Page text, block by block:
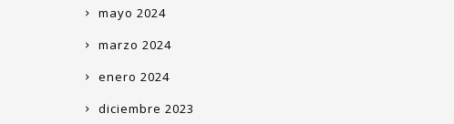
mayo 2024
marzo 2024
enero 2024
diciembre 2023